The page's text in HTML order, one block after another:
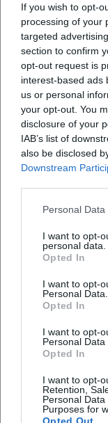
If you wish to opt-
processing of your
targeted
section to confirm
opt-out request is
interest-based ads
us or personal
your opt-out. You
disclosure of your
IAB’s list of
also be disclosed
Downstream
Personal
I want to opt-
personal data.
Opted In
I want to opt-
Personal Data.
Opted In
I want to opt-
Personal Data
Opted In
I want to opt-
Retention,
Personal
Purposes for
Opted Out
zur
Fragen aus der
Person und
Führung
Sonntags ist
Planbarkeit
geführte
50
anfragen.
Schulklassen,
die eine
Wer
bestehenden
Terminen
Vorteil des
aus nächster
Häufig
Wie sind die
Neumann
Wie buche ich
was kostet der
Welche
Wo befindet
Hat das
Neumann zu
RA Ralph
1. November